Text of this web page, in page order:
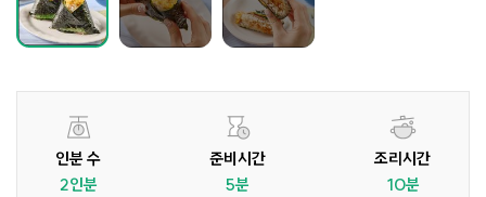
인분 수
2인분
준비시간
5분
조리시간
10분